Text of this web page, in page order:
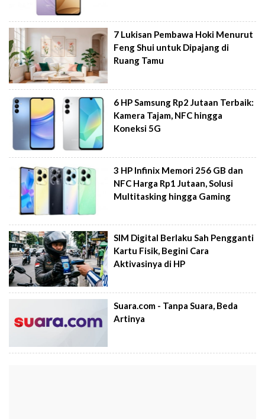
7 Lukisan Pembawa Hoki Menurut
Feng Shui untuk Dipajang di
Ruang Tamu
6 HP Samsung Rp2 Jutaan Terbaik:
Kamera Tajam, NFC hingga
Koneksi 5G
3 HP Infinix Memori 256 GB dan
NFC Harga Rp1 Jutaan, Solusi
Multitasking hingga Gaming
SIM Digital Berlaku Sah Pengganti
Kartu Fisik, Begini Cara
Aktivasinya di HP
Suara.com - Tanpa Suara, Beda
Artinya